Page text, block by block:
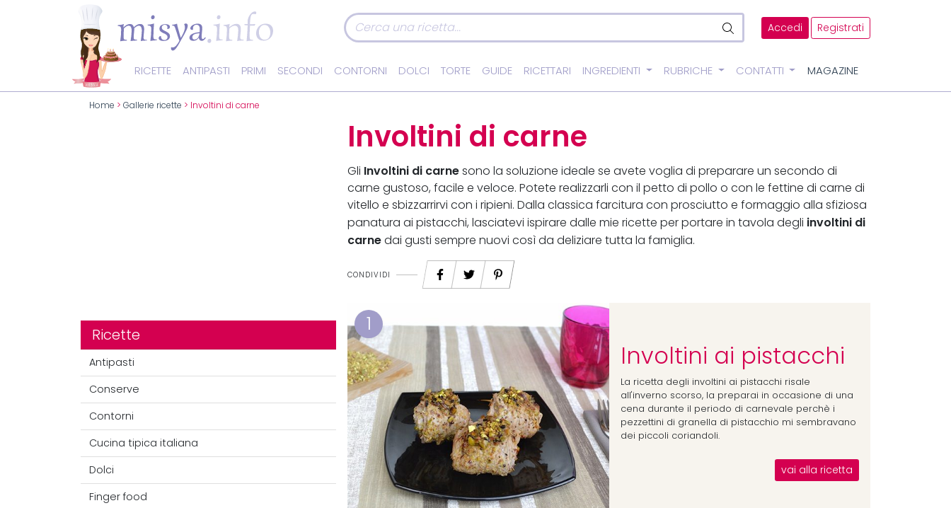
Accedi Registrati
RICETTE ANTIPASTI PRIMI SECONDI CONTORNI DOLCI TORTE GUIDE RICETTARI INGREDIENTI RUBRICHE CONTATTI MAGAZINE
Home > Gallerie ricette > Involtini di carne
Ricette
Antipasti
Conserve
Contorni
Cucina tipica italiana
Dolci
Finger food
Involtini di carne
Gli Involtini di carne sono la soluzione ideale se avete voglia di preparare un secondo di
carne gustoso, facile e veloce. Potete realizzarli con il petto di pollo o con le fettine di carne di
vitello e sbizzarrirvi con i ripieni. Dalla classica farcitura con prosciutto e formaggio alla sfiziosa
panatura ai pistacchi, lasciatevi ispirare dalle mie ricette per portare in tavola degli involtini di
carne dai gusti sempre nuovi così da deliziare tutta la famiglia.
CONDIVIDI
1
Involtini ai pistacchi
La ricetta degli involtini ai pistacchi risale
all'inverno scorso, la preparai in occasione di una
cena durante il periodo di carnevale perchè i
pezzettini di granella di pistacchio mi sembravano
dei piccoli coriandoli.
vai alla ricetta